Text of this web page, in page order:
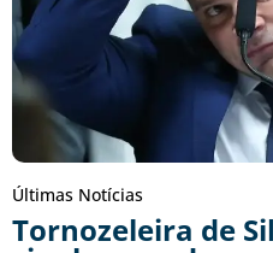
Últimas Notícias
Tornozeleira de